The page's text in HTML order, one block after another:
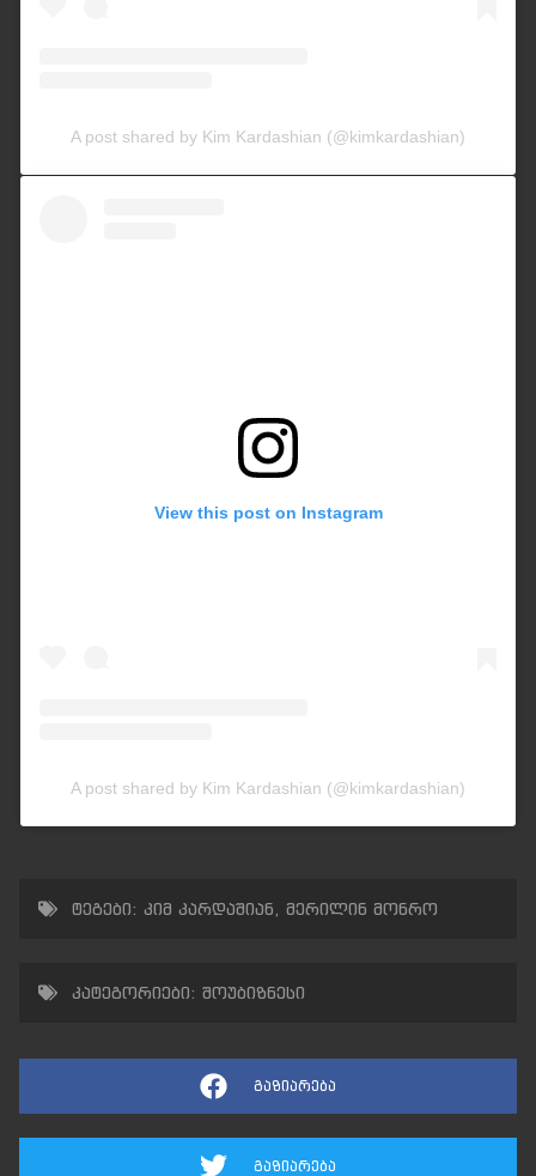
A post shared by Kim Kardashian (@kimkardashian)
View this post on Instagram
A post shared by Kim Kardashian (@kimkardashian)
ტეგები: კიმ კარდაშიან მერილინ მონრო
კატეგორიები: შოუბიზნესი
გაზიარება
გაზიარება